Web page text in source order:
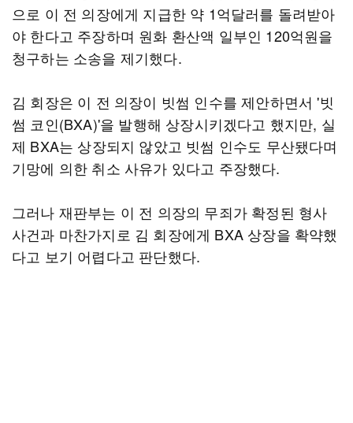
으로 이 전 의장에게 지급한 약 1억달러를 돌려받아
야 한다고 주장하며 원화 환산액 일부인 120억원을
청구하는 소송을 제기했다.
김 회장은 이 전 의장이 빗썸 인수를 제안하면서 '빗
썸 코인(BXA)'을 발행해 상장시키겠다고 했지만, 실
제 BXA는 상장되지 않았고 빗썸 인수도 무산됐다며
기망에 의한 취소 사유가 있다고 주장했다.
그러나 재판부는 이 전 의장의 무죄가 확정된 형사
사건과 마찬가지로 김 회장에게 BXA 상장을 확약했
다고 보기 어렵다고 판단했다.